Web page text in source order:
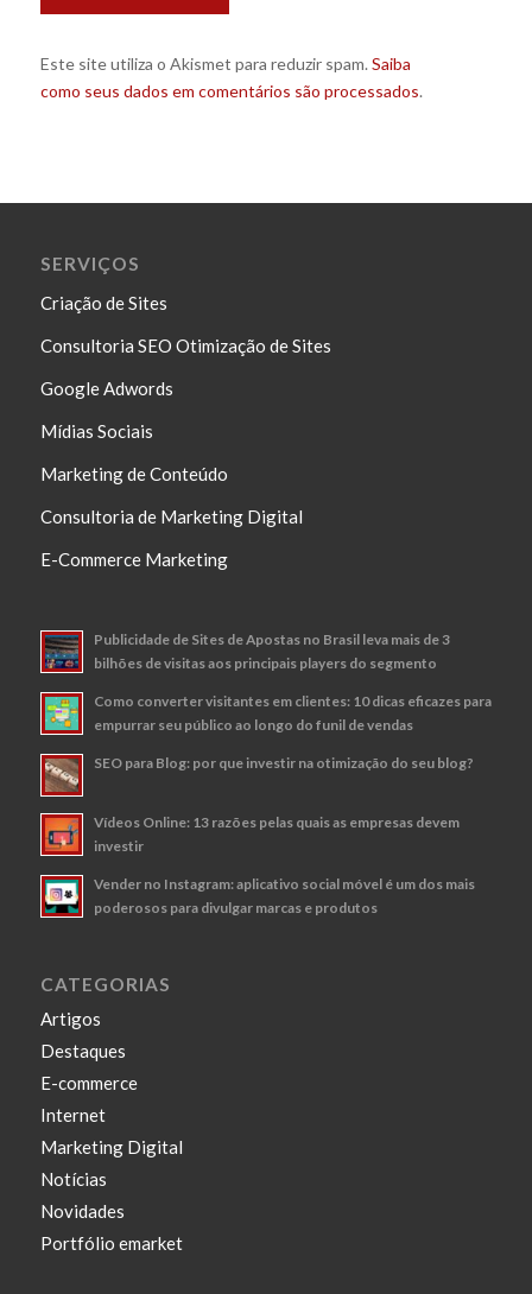
Este site utiliza o Akismet para reduzir spam. Saiba
como seus dados em comentários são processados.
SERVIÇOS
Criação de Sites
Consultoria SEO Otimização de Sites
Google Adwords
Mídias Sociais
Marketing de Conteúdo
Consultoria de Marketing Digital
E-Commerce Marketing
Publicidade de Sites de Apostas no Brasil leva mais de 3
bilhões de visitas aos principais players do segmento
Como converter visitantes em clientes: 10 dicas eficazes para
empurrar seu público ao longo do funil de vendas
SEO para Blog: por que investir na otimização do seu blog?
Vídeos Online: 13 razões pelas quais as empresas devem
investir
Vender no Instagram: aplicativo social móvel é um dos mais
poderosos para divulgar marcas e produtos
CATEGORIAS
Artigos
Destaques
E-commerce
Internet
Marketing Digital
Notícias
Novidades
Portfólio emarket